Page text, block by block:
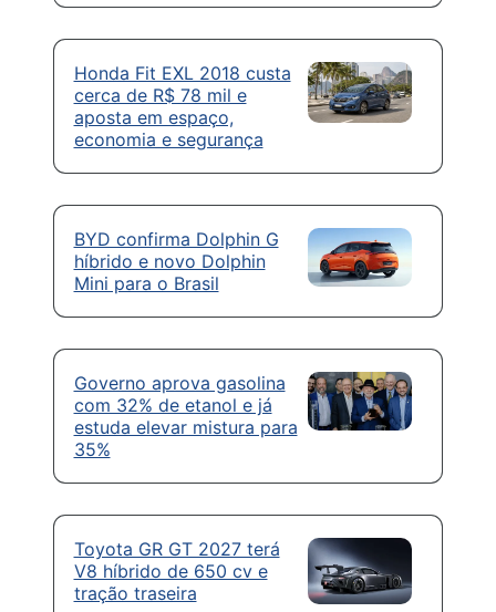
Honda Fit EXL 2018 custa
cerca de R$ 78 mil e
aposta em espaço,
economia e segurança
BYD confirma Dolphin G
híbrido e novo Dolphin
Mini para o Brasil
Governo aprova gasolina
com 32% de etanol e já
estuda elevar mistura para
35%
Toyota GR GT 2027 terá
V8 híbrido de 650 cv e
tração traseira